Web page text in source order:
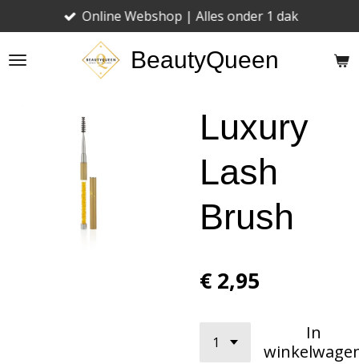
direct
naar
BeautyQueen
Online Webshop | Alles onder 1 dak
Luxury
Lash
Brush
€ 2,95
In